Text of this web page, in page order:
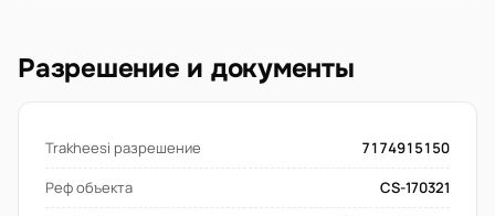
Разрешение и документы
Trakheesi разрешение
7174915150
Реф объекта
CS-170321